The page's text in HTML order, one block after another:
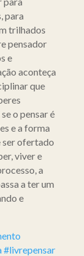
para
trilhados
pensador
e
aconteça
que
o pensar é
e a forma
ser ofertado
viver e
a
a ter um
e
#livrepensar